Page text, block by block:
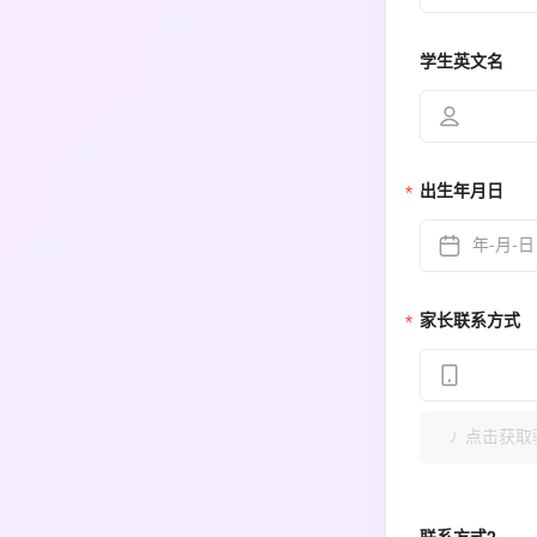
学生英文名
出生年月日
家长联系方式
点击获